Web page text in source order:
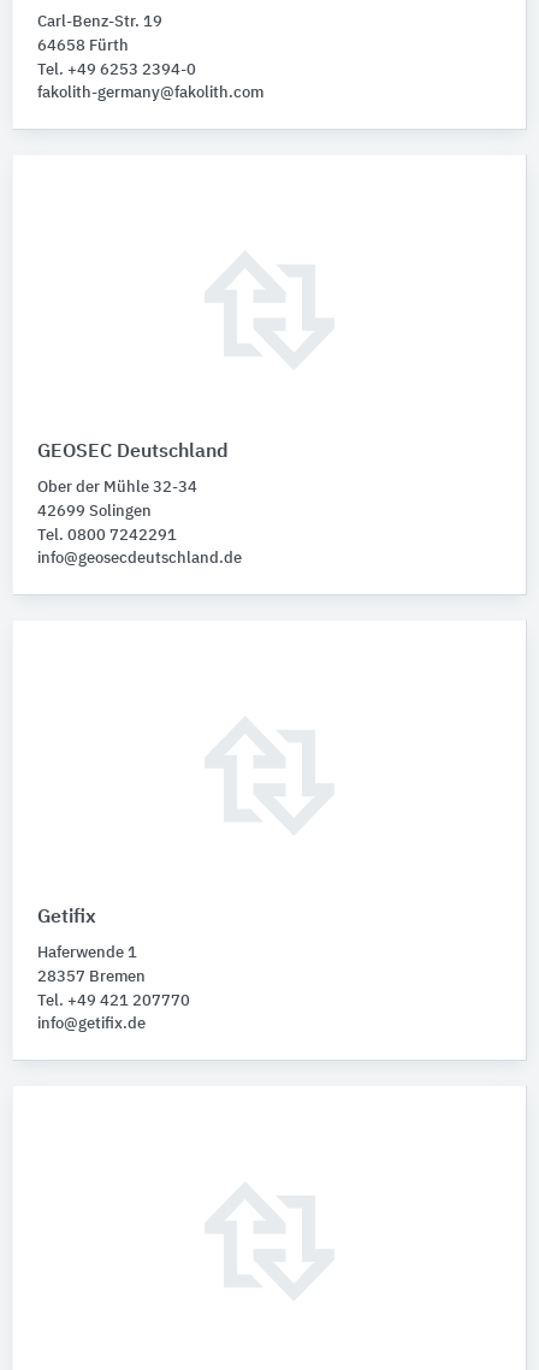
Carl-Benz-Str. 19
64658 Fürth
Tel. +49 6253 2394-0
fakolith-germany@fakolith.com
GEOSEC Deutschland
Ober der Mühle 32-34
42699 Solingen
Tel. 0800 7242291
info@geosecdeutschland.de
Getifix
Haferwende 1
28357 Bremen
Tel. +49 421 207770
info@getifix.de